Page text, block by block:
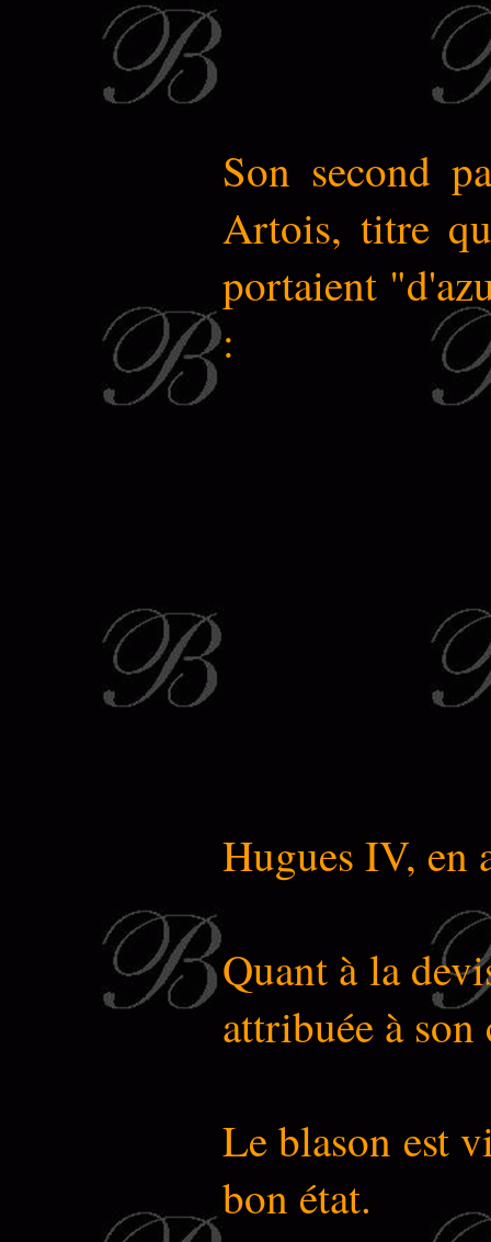
Son second
Artois, titre
portaient
:
Hugues IV, en
Quant à la
attribuée à son
Le blason est
bon état.